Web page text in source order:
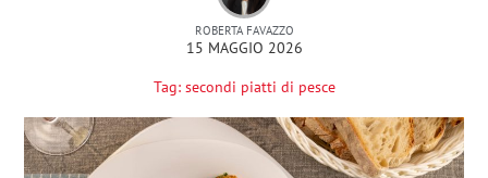
ROBERTA FAVAZZO
15 MAGGIO 2026
Tag: secondi piatti di pesce